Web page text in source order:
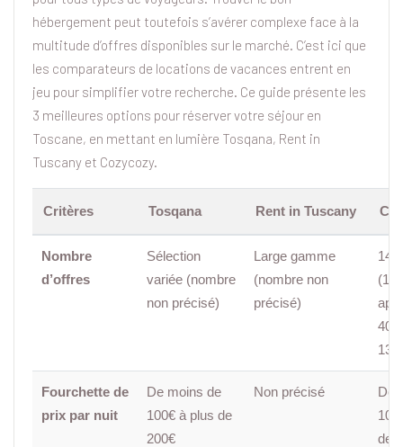
hébergement peut toutefois s’avérer complexe face à la
multitude d’offres disponibles sur le marché. C’est ici que
les comparateurs de locations de vacances entrent en
jeu pour simplifier votre recherche. Ce guide présente les
3 meilleures options pour réserver votre séjour en
Toscane, en mettant en lumière Tosqana, Rent in
Tuscany et Cozycozy.
Critères Tosqana Rent in Tuscany
Nombre
d’offres
Sélection
variée (nombre
non précisé)
Large gamme
(nombre non
précisé)
Fourchette de
prix par nuit
De moins de
100€ à plus de
200€
Non précisé
De
de